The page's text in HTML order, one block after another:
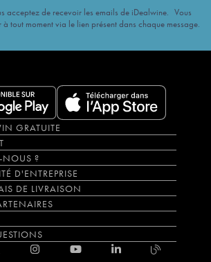
acceptez de recevoir les emails de iDealwine. Vous
tout moment via le lien présent dans chaque message.
GRATUITE
?
D'ENTREPRISE
DE LIVRAISON